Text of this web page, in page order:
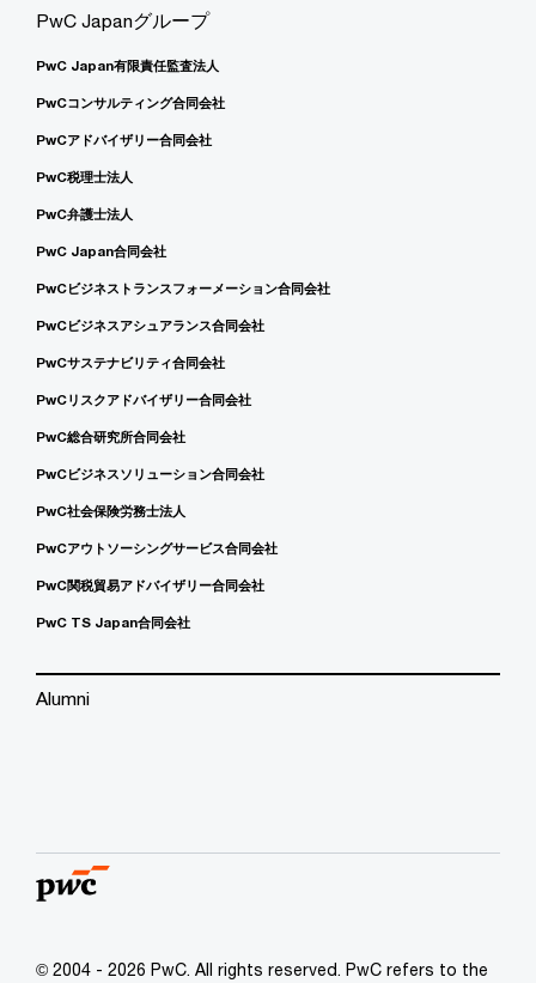
PwC Japanグループ
PwC Japan有限責任監査法人
PwCコンサルティング合同会社
PwCアドバイザリー合同会社
PwC税理士法人
PwC弁護士法人
PwC Japan合同会社
PwCビジネストランスフォーメーション合同会社
PwCビジネスアシュアランス合同会社
PwCサステナビリティ合同会社
PwCリスクアドバイザリー合同会社
PwC総合研究所合同会社
PwCビジネスソリューション合同会社
PwC社会保険労務士法人
PwCアウトソーシングサービス合同会社
PwC関税貿易アドバイザリー合同会社
PwC TS Japan合同会社
Alumni
© 2004 - 2026 PwC. All rights reserved. PwC refers to the